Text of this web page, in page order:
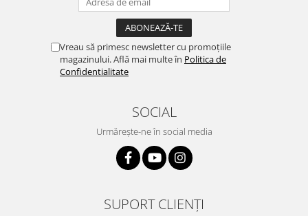
Vreau să primesc newsletter cu promoțiile
magazinului. Află mai multe în Politica de
Confidentialitate
SOCIAL
Urmărește-ne în social media
SUPORT CLIENȚI